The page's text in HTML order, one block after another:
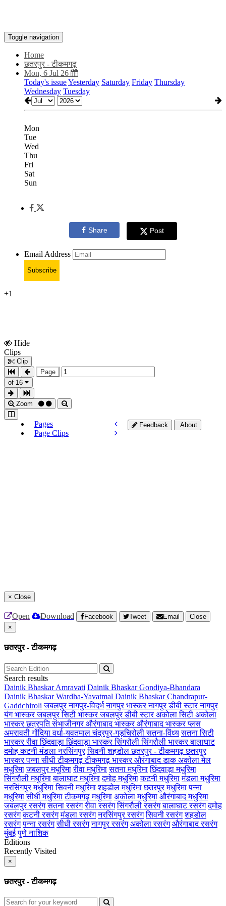
Toggle navigation
Home
छतरपुर - टीकमगढ़
Mon, 6 Jul 26
Today's issueYesterday Saturday Friday Thursday
Wednesday Tuesday
Mon
Tue
Wed
Thu
Fri
Sat
Sun
Share Post
Email Address
Subscribe
+1
Hide
Clips
Clip
Page
of 16
Zoom
Pages
Page Clips
Feedback About
× Close
Open Download Facebook Tweet Email
Close
×
छतरपुर - टीकमगढ़
Search results
Dainik Bhaskar Amravati Dainik Bhaskar Gondiya-Bhandara
Dainik Bhaskar Wardha-Yavatmal Dainik Bhaskar Chandrapur-
Gaddchiroli जबलपुरनागपुर-विदर्भ नागपुर भास्करनागपुर डीबी स्टारनागपुर
यंग भास्करजबलपुर सिटी भास्करजबलपुर डीबी स्टारअकोला सिटी अकोला
भास्करछत्रपति संभाजीनगरऔरंगाबाद भास्करऔरंगाबाद भास्कर प्लस
अमरावतीगोंदियावर्धा-यवतमालचंद्रपुर-गड़चिरोलीसतना-विंध्य सतना सिटी
भास्कररीवाछिंदवाड़ाछिंदवाड़ा भास्करसिंगरौलीसिंगरौली भास्करबालाघाट
दमोहकटनीमंडलानरसिंगपुर सिवनीशहडोलछतरपुर - टीकमगढ़छतरपुर
भास्करपन्नासीधीटीकमगढ़टीकमगढ़ भास्करऔरंगाबाद डाकअकोला मेल
मधुरिमा जबलपुर मधुरिमा रीवा मधुरिमा सतना मधुरिमा छिंदवाड़ा मधुरिमा
सिंगरौली मधुरिमा बालाघाट मधुरिमा दमोह मधुरिमा कटनी मधुरिमा मंडला मधुरिमा
नरसिंगपुर मधुरिमा सिवनी मधुरिमा शहडोल मधुरिमा छतरपुर मधुरिमा पन्ना
मधुरिमा सीधी मधुरिमा टीकमगढ़ मधुरिमा अकोला मधुरिमा औरंगाबाद मधुरिमा
जबलपुर रसरंग सतना रसरंग रीवा रसरंग सिंगरौली रसरंग बालाघाट रसरंग दमोह
रसरंग कटनी रसरंग मंडला रसरंग नरसिंगपुर रसरंग सिवनी रसरंग शहडोल
रसरंग पन्ना रसरंग सीधी रसरंग नागपुर रसरंग अकोला रसरंग औरंगाबाद रसरंग
मुंबई पुणेनाशिक
Editions
Recently Visited
×
छतरपुर - टीकमगढ़